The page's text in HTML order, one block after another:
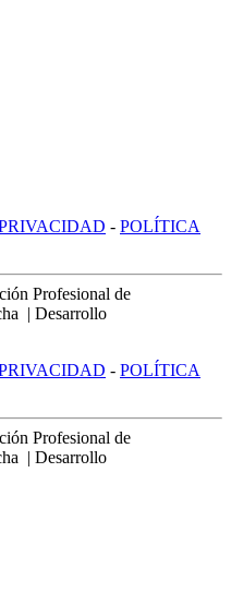
- POLÍTICA
Profesional de
| Desarrollo
- POLÍTICA
Profesional de
| Desarrollo